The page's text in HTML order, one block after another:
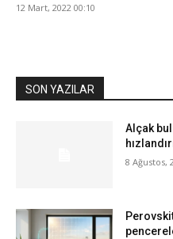
12 Mart, 2022 00:10
SON YAZILAR
Alçak
8 Ağustos,